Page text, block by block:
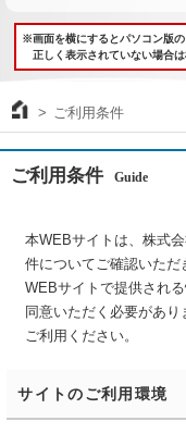
※画面を横にするとパソコン版の
正しく表示されていない場合は
ご利用条件
ご利用条件 Guide
本WEBサイトは、株式
件についてご確認いた
WEBサイトで提供され
同意いただく必要があ
ご利用ください。
サイトのご利用環境